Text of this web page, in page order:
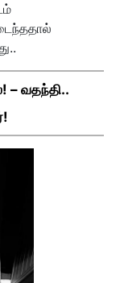
– வதந்தி..